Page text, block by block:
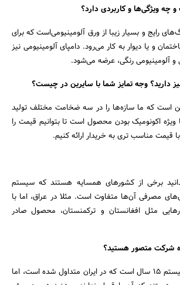
ویژگی‌ها و کاربردی دارد؟
رایج و بسیار زیبا از ورق آلومینیومی‌است که برای
و یا دیوار به کار می‌رود. دامپای آلومینیومی ‌نیز
‌و آلومینیومی ‌رنگی، عرضه می‌شود.
دارید؟ و‌جه تمایز شما با سایرین در چیست؟
است که ما سازه‌ها را در سه ضخامت مختلف تولید
اکونومیک بودن محصول است تا بتوانیم قیمت را
قیمت مناسب تری به خریدار ارائه کنیم.
برخی از کشورهای همسایه هستند که سیستم
مصرفی آن‌ها متفاوت است. مثلا در عراق، اما با
مثل افغانستان و ترکمنستان، محصول صادر
شرکت متصور هستید؟
با توجه به اینکه این سیستم ۱۵ سال است که در ایران متداول شده است، اما